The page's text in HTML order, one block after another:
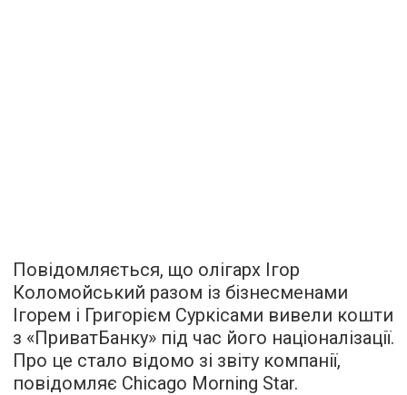
Повідомляється, що олігарх Ігор
Коломойський разом із бізнесменами
Ігорем і Григорієм Суркісами вивели кошти
з «ПриватБанку» під час його націоналізації.
Про це стало відомо зі звіту компанії,
повідомляє Chicago Morning Star.